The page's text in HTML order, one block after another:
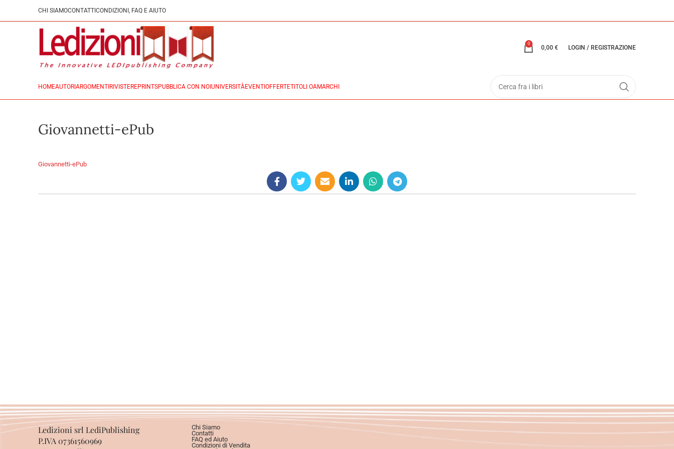
CHI SIAMOCONTATTI CONDIZIONI, FAQ E AIUTO
0
0,00 € LOGIN / REGISTRAZIONE
HOMEAUTORI ARGOMENTI RIVISTEREPRINTSPUBBLICA CON NOI UNIVERSITÀEVENTI OFFERTETITOLI OAMARCHI
Giovannetti-ePub
Giovannetti-ePub
Ledizioni srl LediPublishing
P.IVA 07361560969
Chi Siamo
Contatti
FAQ ed Aiuto
Condizioni di Vendita